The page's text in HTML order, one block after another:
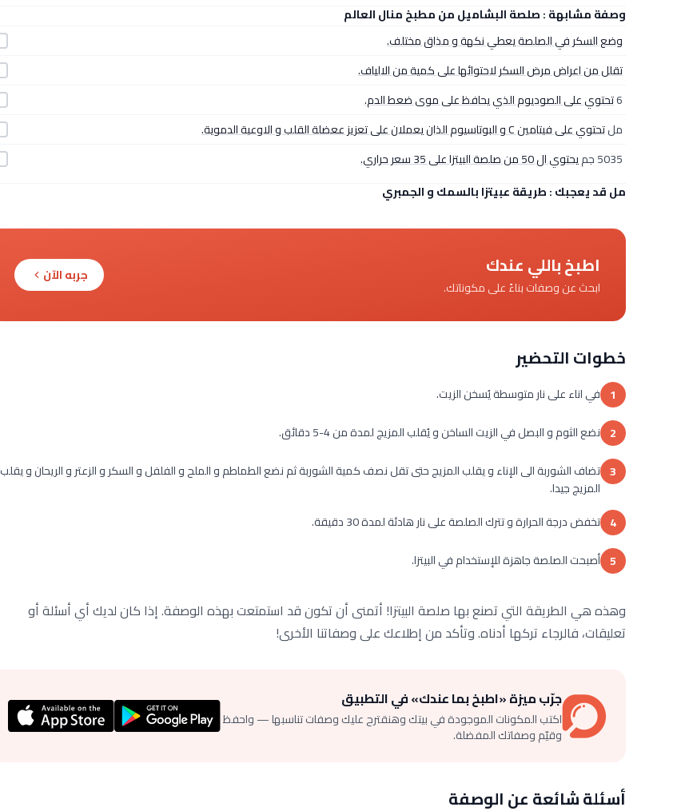
وصفة مشابهة : صلصة البشاميل من مطبخ منال العالم
وضع السكر في الصلصة يعطي نكهة و مذاق مختلف.
تقلل من اعراض مرض السكر لاحتوائها على كمية من الالياف.
6تحتوي على الصوديوم الذي يحافظ على موى ضعط الدم.
ملتحتوي على فيتامين C و البوتاسيوم الذان يعملان على تعزيز ععضلة القلب و الاوعية الدموية.
5035 جم
يحتوي ال 50 من صلصة البيتزا على 35 سعر حراري.
مل قد يعجبك : طريقة عبيتزا بالسمك و الجمبري
اطبخ باللي عندك
ابحث عن وصفات بناءً على مكوناتك.
جربه الآن
خطوات التحضير
1 في اناء على نار متوسطة يُسخن الزيت.
2 نضع الثوم و البصل في الزيت الساخن و يُقلب المزيج لمدة من 4-5 دقائق.
3 تضاف الشوربة الى الإناء و يقلب المزيج حتى تقل نصف كمية الشوربة ثم نضع الطماطم و الملح و الفلفل و السكر و الزعتر و الريحان و يقلب
المزيج جيدا.
4 تخفض درجة الحرارة و تترك الصلصة على نار هادئة لمدة 30 دقيقة.
5 أصبحت الصلصة جاهزة للإستخدام في البيتزا.
وهذه هي الطريقة التي تصنع بها صلصة البيتزا! أتمنى أن تكون قد استمتعت بهذه الوصفة. إذا كان لديك أي أسئلة أو
تعليقات، فالرجاء تركها أدناه. وتأكد من إطلاعك على وصفاتنا الأخرى!
جرّب ميزة «اطبخ بما عندك» في التطبيق
اكتب المكونات الموجودة في بيتك وهنقترح عليك وصفات تناسبها — واحفظ
وقيّم وصفاتك المفضلة.
أسئلة شائعة عن الوصفة